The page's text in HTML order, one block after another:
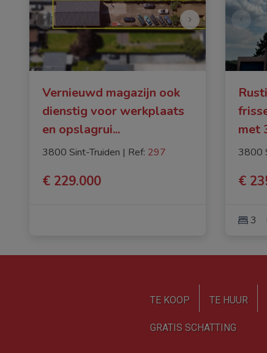
Vernieuwd magazijn ook
dienstig voor werkplaats
en opslagrui...
3800 Sint-Truiden | Ref: 297
€ 229.000
met
3800
€
3
TE KOOP TE HUUR
GRATIS SCHATTING